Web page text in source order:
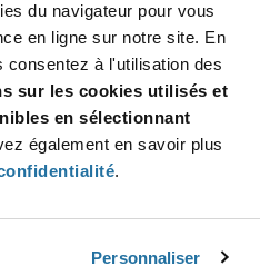
du navigateur pour vous
en ligne sur notre site. En
consentez à l'utilisation des
sur les cookies utilisés et
en sélectionnant
également en savoir plus
.
Personnaliser